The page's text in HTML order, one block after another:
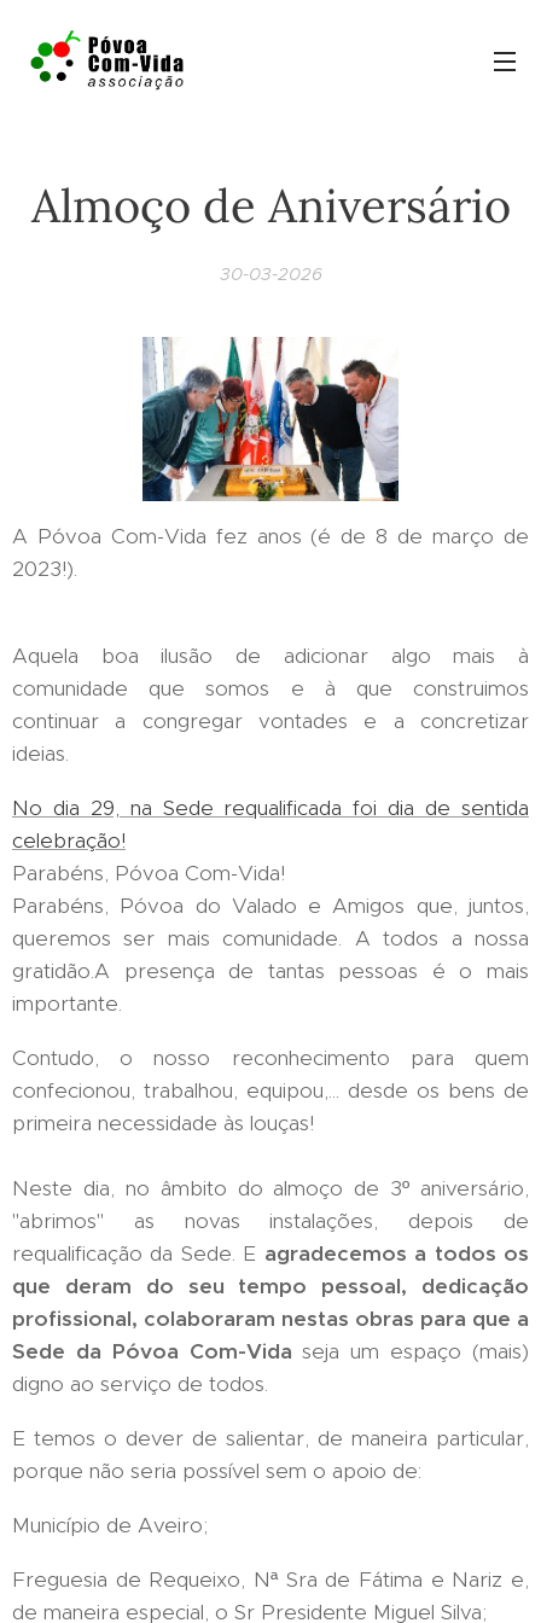
Almoço de Aniversário
30-03-2026
A Póvoa Com-Vida fez anos (é de 8 de março de
2023!).
Aquela boa ilusão de adicionar algo mais à
comunidade que somos e à que construimos
continuar a congregar vontades e a concretizar
ideias.
No dia 29, na Sede requalificada foi dia de sentida
celebração!
Parabéns, Póvoa Com-Vida!
Parabéns, Póvoa do Valado e Amigos que, juntos,
queremos ser mais comunidade. A todos a nossa
gratidão.A presença de tantas pessoas é o mais
importante.
Contudo, o nosso reconhecimento para quem
confecionou, trabalhou, equipou,... desde os bens de
primeira necessidade às louças!
Neste dia, no âmbito do almoço de 3º aniversário,
"abrimos" as novas instalações, depois de
requalificação da Sede. E agradecemos a todos os
que deram do seu tempo pessoal, dedicação
profissional, colaboraram nestas obras para que a
Sede da Póvoa Com-Vida seja um espaço (mais)
digno ao serviço de todos.
E temos o dever de salientar, de maneira particular,
porque não seria possível sem o apoio de:
Município de Aveiro;
Freguesia de Requeixo, Nª Sra de Fátima e Nariz e,
de maneira especial, o Sr Presidente Miguel Silva;